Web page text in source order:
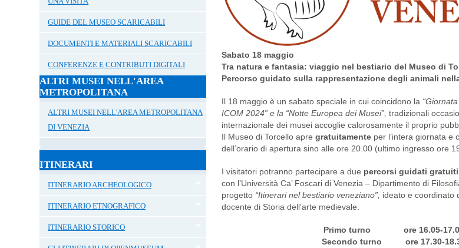
GUIDE DEL MUSEO SCARICABILI
DOCUMENTI E MATERIALI SCARICABILI
CONFERENZE E CONTRIBUTI DIGITALI
ALTRI MUSEI NELL'AREA
METROPOLITANA
ALTRI MUSEI NELL'AREA METROPOLITANA
DI VENEZIA
ITINERARI
ITINERARIO ARCHEOLOGICO
ITINERARIO ETNOGRAFICO
ITINERARIO STORICO
Sabato 18 maggio
Tra natura e fantasia: viaggio nel bestiario del Museo di
Percorso guidato sulla rappresentazione degli animali
Il 18 maggio è un sabato speciale in cui coincidono la
ICOM 2024” e la “Notte Europea dei Musei”,tradizionali
internazionale dei musei accoglie calorosamente il proprio
Il Museo di Torcello apregratuitamente per l’intera giornata e
dell’orario di apertura sino alle ore 20.00 (ultimo ingresso ore
I visitatori potranno partecipare a due percorsi guidati gratuiti
con l’Università Ca’ Foscari di Venezia – Dipartimento di
progetto “Itinerari nel bestiario veneziano”, ideato e coordinato
docente di Storia dell’arte medievale.
Primo turno ore 16.05-
Secondo turno ore 17.30-